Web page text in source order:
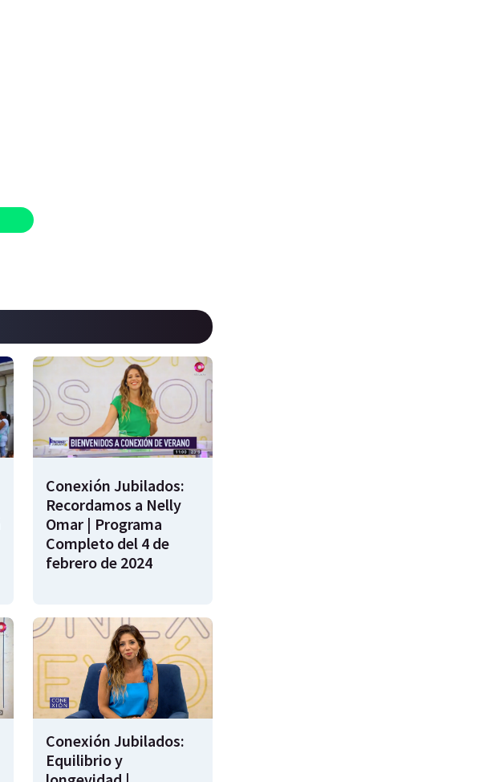
Conexión Jubilados:
Recordamos a Nelly
Omar | Programa
Completo del 4 de
febrero de 2024
Conexión Jubilados:
Equilibrio y